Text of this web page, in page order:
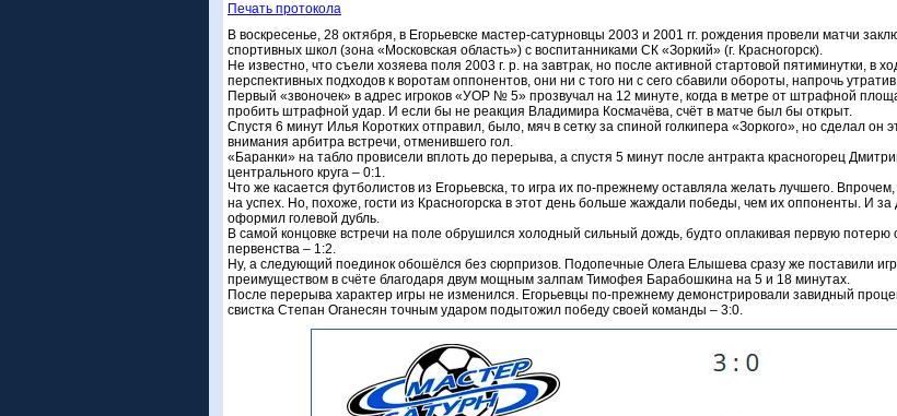
Печать протокола
В воскресенье, 28 октября, в Егорьевске мастер-сатурновцы 2003 и 2001 гг. рождения провели матчи
спортивных школ (зона «Московская область») с воспитанниками СК «Зоркий» (г. Красногорск).
Не известно, что съели хозяева поля 2003 г. р. на завтрак, но после активной стартовой пятиминутки, в
перспективных подходов к воротам оппонентов, они ни с того ни с сего сбавили обороты, напрочь
Первый «звоночек» в адрес игроков «УОР № 5» прозвучал на 12 минуте, когда в метре от штрафной
пробить штрафной удар. И если бы не реакция Владимира Космачёва, счёт в матче был бы открыт.
Спустя 6 минут Илья Коротких отправил, было, мяч в сетку за спиной голкипера «Зоркого», но сделал он
внимания арбитра встречи, отменившего гол.
«Баранки» на табло провисели вплоть до перерыва, а спустя 5 минут после антракта красногорец
центрального круга – 0:1.
Что же касается футболистов из Егорьевска, то игра их по-прежнему оставляла желать лучшего.
на успех. Но, похоже, гости из Красногорска в этот день больше жаждали победы, чем их оппоненты. И
оформил голевой дубль.
В самой концовке встречи на поле обрушился холодный сильный дождь, будто оплакивая первую потерю
первенства – 1:2.
Ну, а следующий поединок обошёлся без сюрпризов. Подопечные Олега Елышева сразу же поставили
преимуществом в счёте благодаря двум мощным залпам Тимофея Барабошкина на 5 и 18 минутах.
После перерыва характер игры не изменился. Егорьевцы по-прежнему демонстрировали завидный
свистка Степан Оганесян точным ударом подытожил победу своей команды – 3:0.